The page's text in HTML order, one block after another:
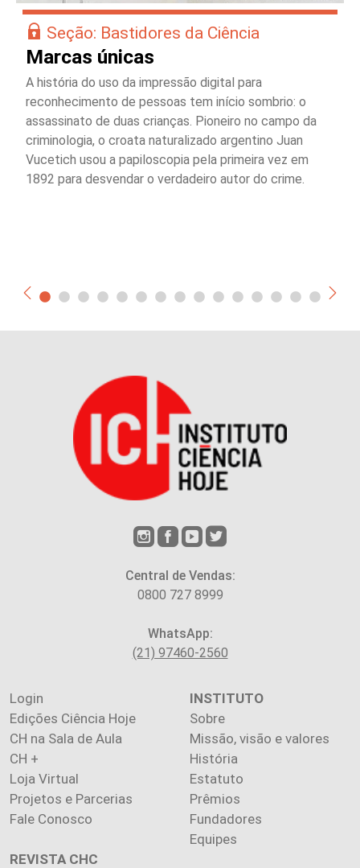
Seção: Bastidores da Ciência
Marcas únicas
A história do uso da impressão digital para
reconhecimento de pessoas tem início sombrio: o
assassinato de duas crianças. Pioneiro no campo da
criminologia, o croata naturalizado argentino Juan
Vucetich usou a papiloscopia pela primeira vez em
1892 para desvendar o verdadeiro autor do crime.
Central de Vendas:
0800 727 8999
WhatsApp:
(21) 97460-2560
Login
Edições Ciência Hoje
CH na Sala de Aula
CH +
Loja Virtual
Projetos e Parcerias
Fale Conosco
INSTITUTO
Sobre
Missão, visão e valores
História
Estatuto
Prêmios
Fundadores
Equipes
REVISTA CHC